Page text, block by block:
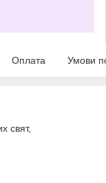
Оплата Умови
свят,